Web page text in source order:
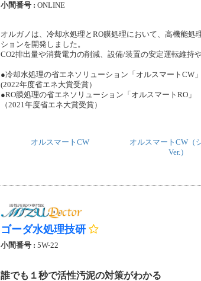
小間番号 : ONLINE
オルガノは、冷却水処理とRO膜処理において、高機能
ションを開発しました。
CO2排出量や消費電力の削減、設備/装置の安定運転維持
●冷却水処理の省エネソリューション「オルスマートCW」
(2022年度省エネ大賞受賞）
●RO膜処理の省エネソリューション「オルスマートRO」
（2021年度省エネ大賞受賞）
オルスマートCW
オルスマートCW（
Ver.）
ゴーダ水処理技研
小間番号 : 5W-22
誰でも１秒で活性汚泥の対策がわかる